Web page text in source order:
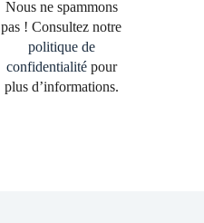
Nous ne spammons
pas ! Consultez notre
politique de
confidentialitépour
plus d’informations.